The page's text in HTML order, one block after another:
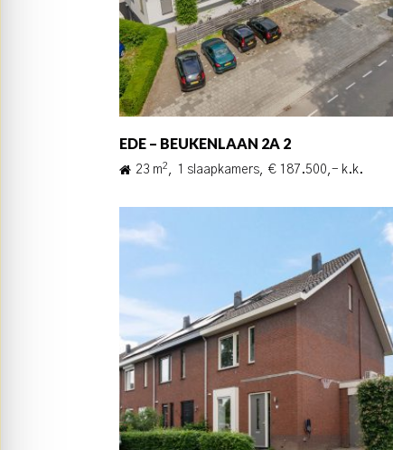
EDE – BEUKENLAAN 2A 2
23 m2 , 1 slaapkamers, € 187.500,- k.k.